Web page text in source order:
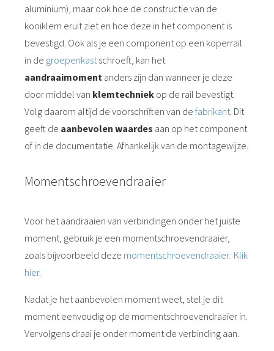
aluminium), maar ook hoe de constructie van de
kooiklem eruit ziet en hoe deze in het component is
bevestigd. Ook als je een component op een koperrail
in de groepenkastschroeft, kan het
aandraaimoment anders zijn dan wanneer je deze
door middel van klemtechniek op de rail bevestigt.
Volg daarom altijd de voorschriften van de fabrikant. Dit
geeft de aanbevolen waardes aan op het component
of in de documentatie. Afhankelijk van de montagewijze.
Momentschroevendraaier
Voor het aandraaien van verbindingen onder het juiste
moment, gebruik je een momentschroevendraaier,
zoals bijvoorbeeld deze momentschroevendraaier: Klik
hier.
Nadat je het aanbevolen moment weet, stel je dit
moment eenvoudig op de momentschroevendraaier in.
Vervolgens draai je onder moment de verbinding aan.